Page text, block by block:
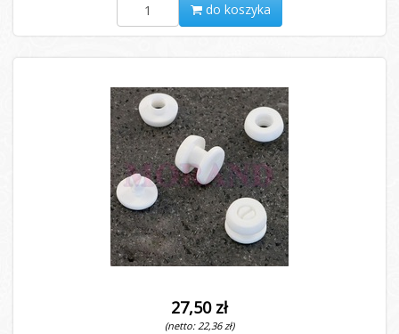
do koszyka
27,50 zł
(netto: 22,36 zł)